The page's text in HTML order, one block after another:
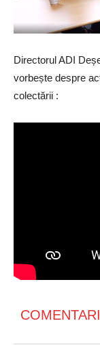
Directorul ADI
vorbește despre
colectării :